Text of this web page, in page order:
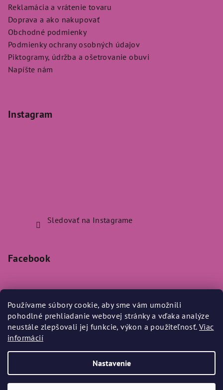
Používame súbory cookie, aby sme vám umožnili
pohodlné prehliadanie webovej stránky a vďaka analýze
neustále zlepšovali jej funkcie, výkon a použiteľnosť. Viac
informácií
Nastavenie
Reklamácia a vrátenie tovaru
Doprava a ako nakupovať
Obchodné podmienky
Podmienky ochrany osobných údajov
Piktogramy, údržba a ošetrovanie obuvi
Napíšte nám
Instagram
Sledovať na Instagrame
Facebook
Prijímame online platby